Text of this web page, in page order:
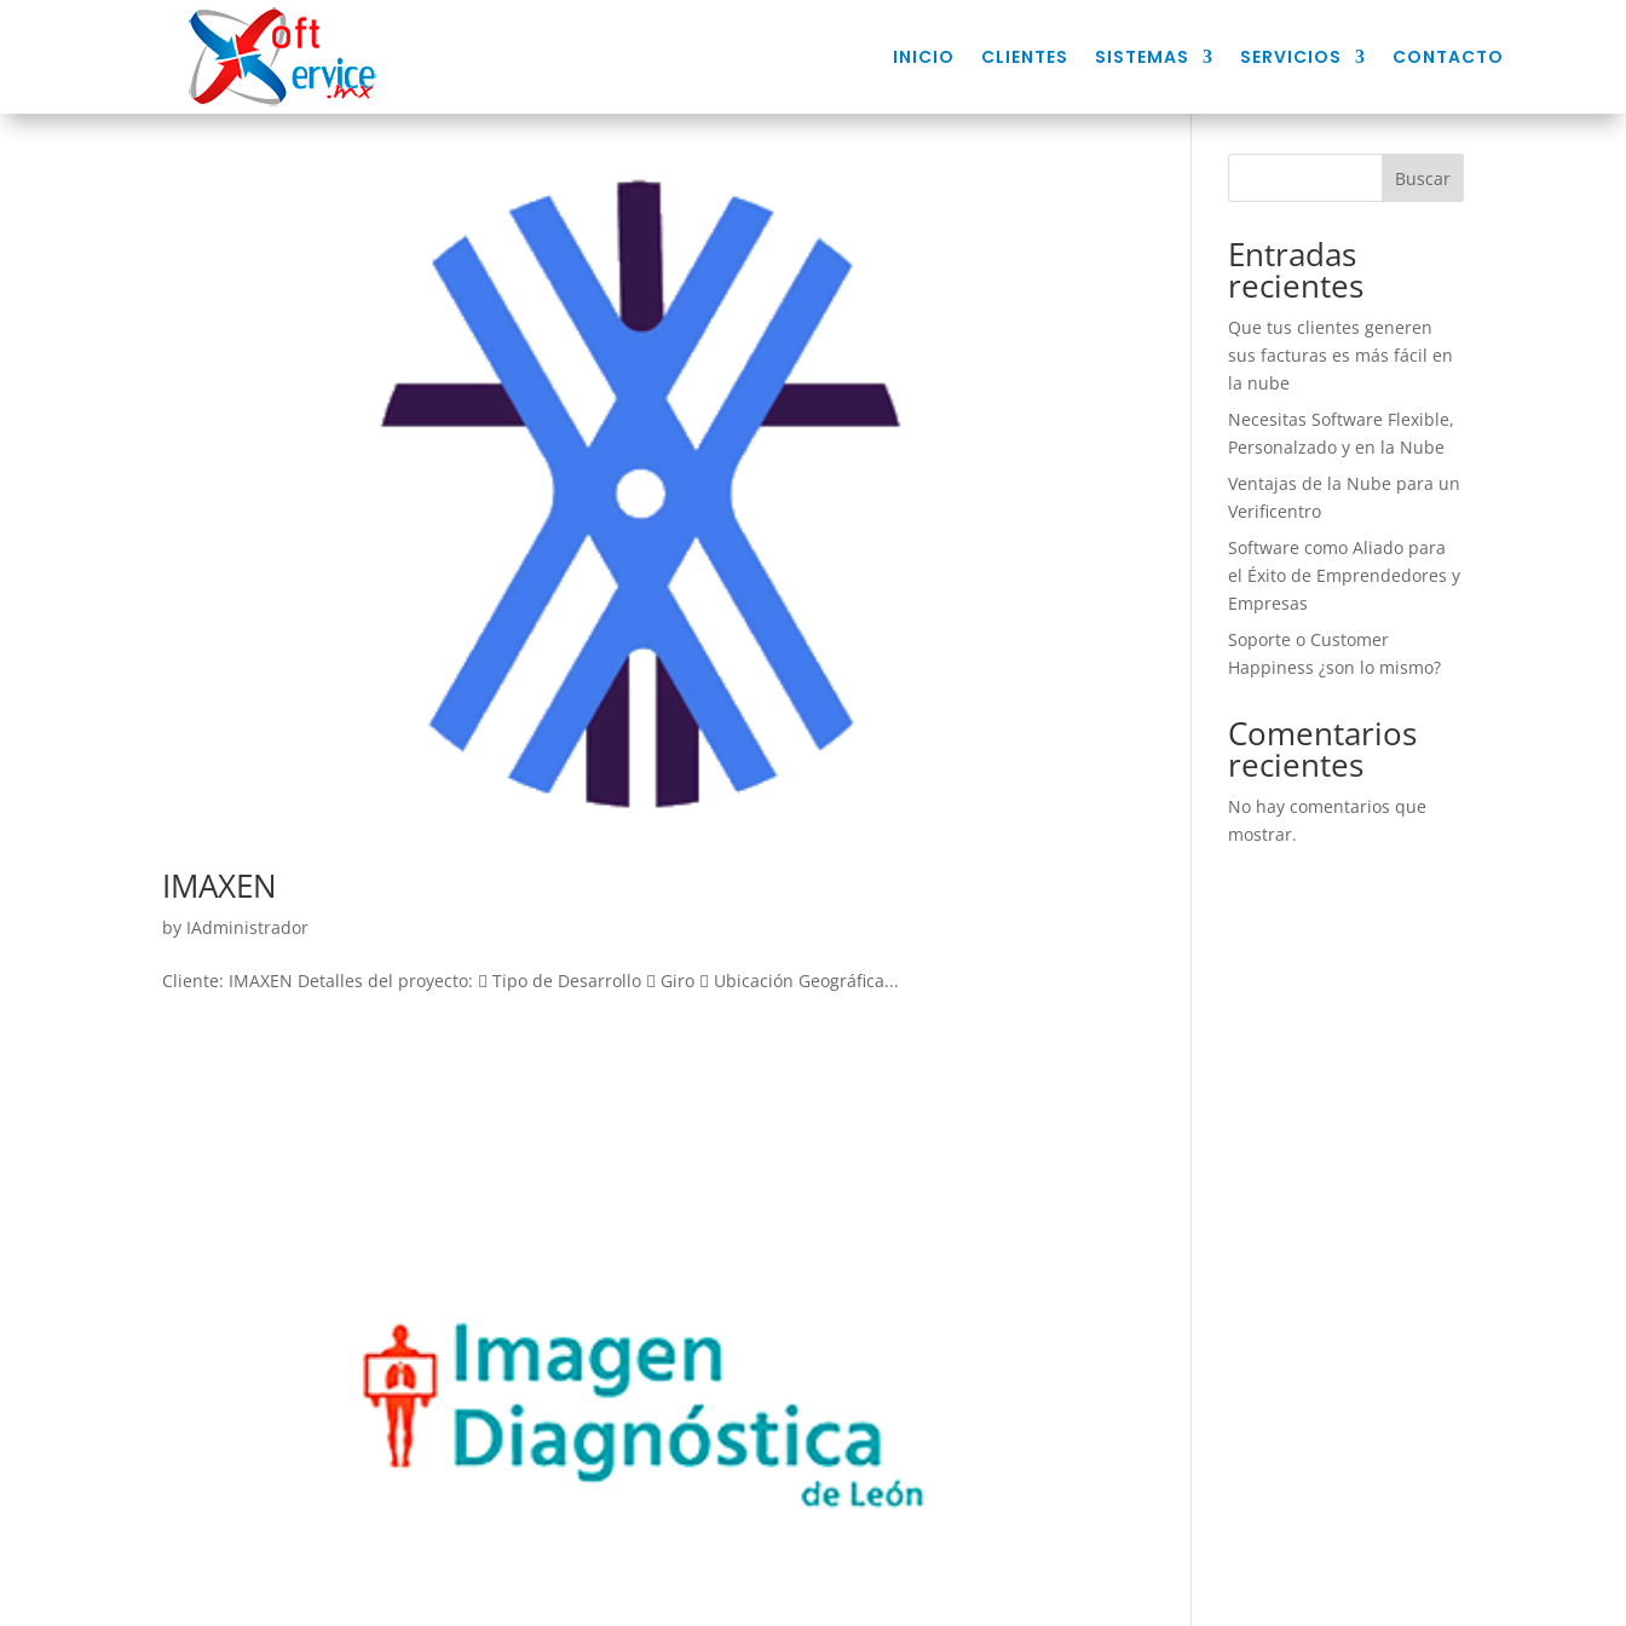
INICIO CLIENTES SISTEMAS SERVICIOS CONTACTO
IMAXEN
by IAdministrador
Cliente: IMAXEN Detalles del proyecto:  Tipo de Desarrollo  Giro  Ubicación Geográfica...
Buscar
Entradas
recientes
Que tus clientes generen
sus facturas es más fácil en
la nube
Necesitas Software Flexible,
Personalzado y en la Nube
Ventajas de la Nube para un
Verificentro
Software como Aliado para
el Éxito de Emprendedores y
Empresas
Soporte o Customer
Happiness ¿son lo mismo?
Comentarios
recientes
No hay comentarios que
mostrar.